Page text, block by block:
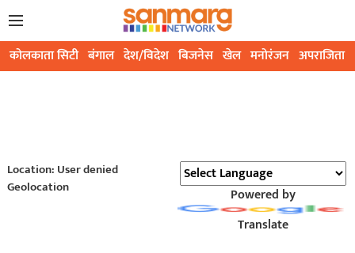
कोलकाता सिटी बंगाल देश/विदेश बिजनेस खेल मनोरंजन अपराजिता
Location: User denied
Geolocation
Powered by
Translate